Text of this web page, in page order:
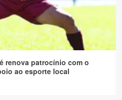
renova patrocínio com o
ao esporte local